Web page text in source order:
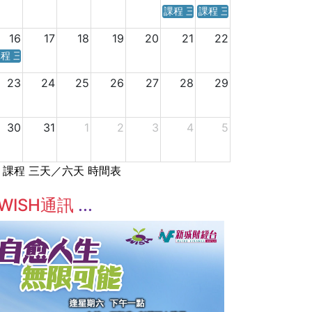
課程 三天／六天 時間表
課程 三天／六天 時間表
16 17 18 19 20 21 22
三天／六天 時間表
23 24 25 26 27 28 29
30 31 1 2 3 4 5
課程 三天／六天 時間表
通訊